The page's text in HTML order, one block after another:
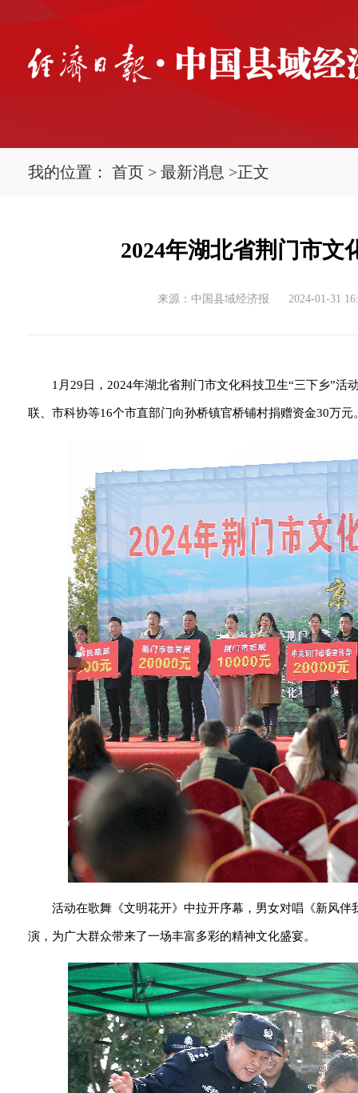
我的位置： 首页 > 最新消息 >正文
2024年湖北省荆门市文
来源：中国县域经济报 2024-01-31
1月29日，2024年湖北省荆门市文化科技卫生“三下乡”
联、市科协等16个市直部门向孙桥镇官桥铺村捐赠资金30万元
活动在歌舞《文明花开》中拉开序幕，男女对唱《新风
演，为广大群众带来了一场丰富多彩的精神文化盛宴。